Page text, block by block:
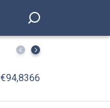
радио» ко Дню
€94,8366